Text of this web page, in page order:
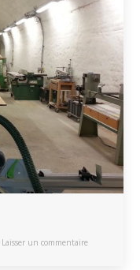
Laisser un commentaire